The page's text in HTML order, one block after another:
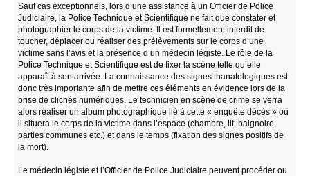
Sauf cas exceptionnels, lors d’une assistance à un Officier de Police
Judiciaire, la Police Technique et Scientifique ne fait que constater et
photographier le corps de la victime. Il est formellement interdit de
toucher, déplacer ou réaliser des prélèvements sur le corps d’une
victime sans l’avis et la présence d’un médecin légiste. Le rôle de la
Police Technique et Scientifique est de fixer la scène telle qu’elle
apparaît à son arrivée. La connaissance des signes thanatologiques est
donc très importante afin de mettre ces éléments en évidence lors de la
prise de clichés numériques. Le technicien en scène de crime se verra
alors réaliser un album photographique lié à cette « enquête décès » où
il situera le corps de la victime dans l’espace (chambre, lit, baignoire,
parties communes etc.) et dans le temps (fixation des signes positifs de
la mort).
Le médecin légiste et l’Officier de Police Judiciaire peuvent procéder ou